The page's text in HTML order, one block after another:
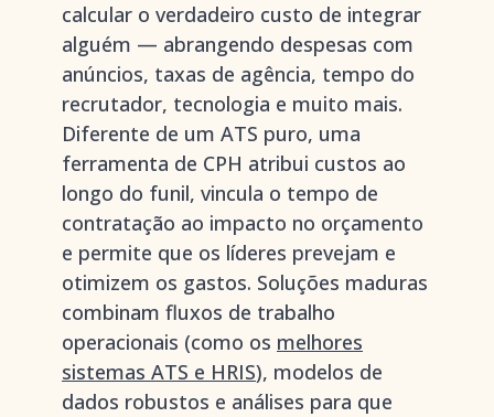
calcular o verdadeiro custo de integrar
alguém — abrangendo despesas com
anúncios, taxas de agência, tempo do
recrutador, tecnologia e muito mais.
Diferente de um ATS puro, uma
ferramenta de CPH atribui custos ao
longo do funil, vincula o tempo de
contratação ao impacto no orçamento
e permite que os líderes prevejam e
otimizem os gastos. Soluções maduras
combinam fluxos de trabalho
operacionais (como os melhores
sistemas ATS e HRIS), modelos de
dados robustos e análises para que